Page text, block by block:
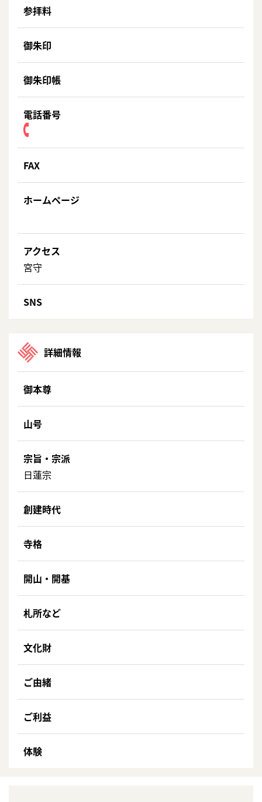
参拝料
御朱印
御朱印帳
電話番号
FAX
ホームページ
アクセス
宮守
SNS
詳細情報
御本尊
山号
宗旨・宗派
日蓮宗
創建時代
寺格
開山・開基
札所など
文化財
ご由緒
ご利益
体験